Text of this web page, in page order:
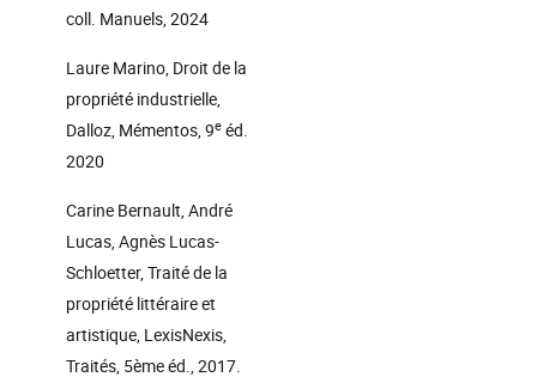
coll. Manuels, 2024
Laure Marino, Droit de la
propriété industrielle,
Dalloz, Mémentos, 9e éd.
2020
Carine Bernault, André
Lucas, Agnès Lucas-
Schloetter, Traité de la
propriété littéraire et
artistique, LexisNexis,
Traités, 5ème éd., 2017.